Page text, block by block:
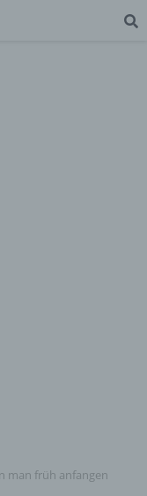
man früh anfangen